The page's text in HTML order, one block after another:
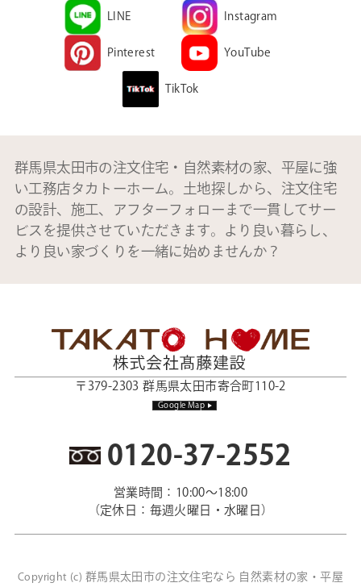
LINE Instagram
Pinterest YouTube
TikTok
群馬県太田市の注文住宅・自然素材の家、平屋に強
い工務店タカトーホーム。土地探しから、注文住宅
の設計、施工、アフターフォローまで一貫してサー
ビスを提供させていただきます。より良い暮らし、
より良い家づくりを一緒に始めませんか？
〒379-2303 群馬県太田市寄合町110-2
Google Map
0120-37-2552
営業時間：10:00～18:00
（定休日：毎週火曜日・水曜日）
Copyright (c) 群馬県太田市の注文住宅なら 自然素材の家・平屋